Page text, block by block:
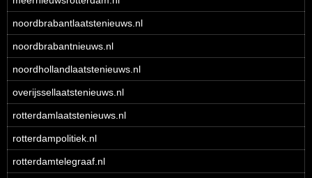
noordbrabantlaatstenieuws.nl
noordbrabantnieuws.nl
noordhollandlaatstenieuws.nl
overijssellaatstenieuws.nl
rotterdamlaatstenieuws.nl
rotterdampolitiek.nl
rotterdamtelegraaf.nl